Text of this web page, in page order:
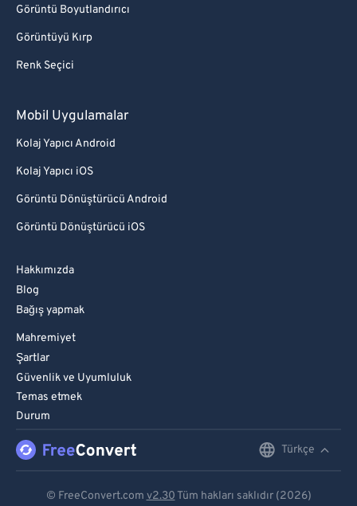
Görüntü Boyutlandırıcı
Görüntüyü Kırp
Renk Seçici
Mobil Uygulamalar
Kolaj Yapıcı Android
Kolaj Yapıcı iOS
Görüntü Dönüştürücü Android
Görüntü Dönüştürücü iOS
Hakkımızda
Blog
Bağış yapmak
Mahremiyet
Şartlar
Güvenlik ve Uyumluluk
Temas etmek
Durum
Türkçe
© FreeConvert.com v2.30 Tüm hakları saklıdır (2026)